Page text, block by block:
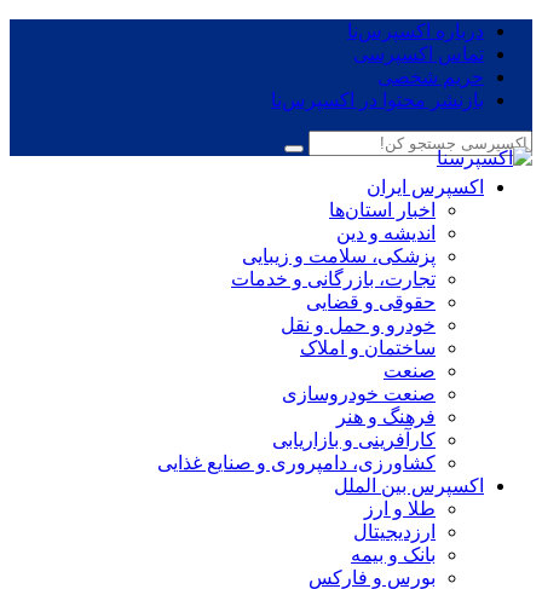
درباره اکسپرس‌نا
تماس اکسپرسی
حریم شخصی
بازنشر محتوا در اکسپرس‌نا
اکسپرس ایران
اخبار استان‌ها
اندیشه و دین
پزشکی، سلامت و زیبایی
تجارت، بازرگانی و خدمات
حقوقی و قضایی
خودرو و حمل و نقل
ساختمان و املاک
صنعت
صنعت خودروسازی
فرهنگ و هنر
کارآفرینی و بازاریابی
کشاورزی، دامپروری و صنایع غذایی
اکسپرس بین الملل
طلا و ارز
ارزدیجیتال
بانک و بیمه
بورس و فارکس